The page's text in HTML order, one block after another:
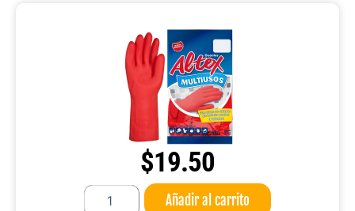
$19.50
Guante
Añadir al carrito